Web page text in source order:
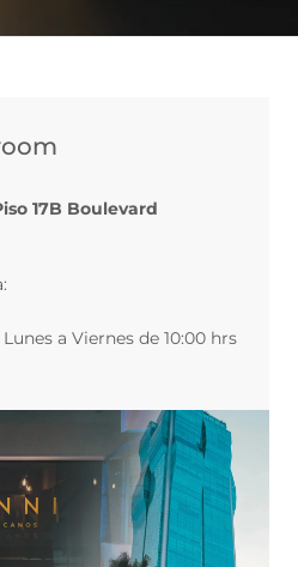
17B Boulevard
a Viernes de 10:00 hrs